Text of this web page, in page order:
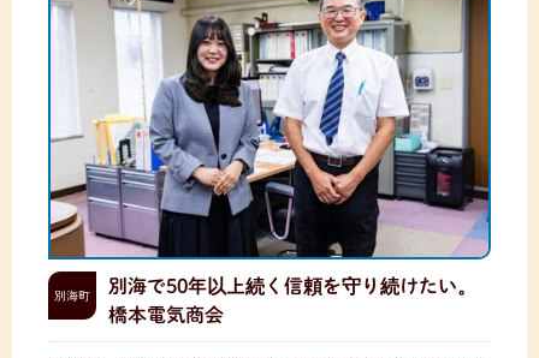
別海町
別海で50年以上続く信頼を守り続けたい。
橋本電気商会